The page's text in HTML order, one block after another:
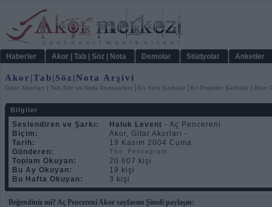
Haberler Akor | Tab | Söz | Nota Demolar Stüdyolar Anketler
Akor|Tab|Söz|Nota Arşivi
Gitar Akorları | Tab,Söz ve Nota Anasayfası En Yeni Şarkılar En Popüler Şarkılar Akor
Bilgiler
Seslendiren ve Şarkı: Haluk Levent - Aç Pencereni
Biçim:
Akor, Gitar Akorları -
Tarih:
19 Kasım 2004 Cuma
Gönderen:
The_Pentagram
Toplam Okuyan:
20.607 kişi
Bu Ay Okuyan:
19 kişi
Bu Hafta Okuyan:
3 kişi
Beğendiniz mi? Aç Pencereni Akor sayfasını Şimdi paylaşın: